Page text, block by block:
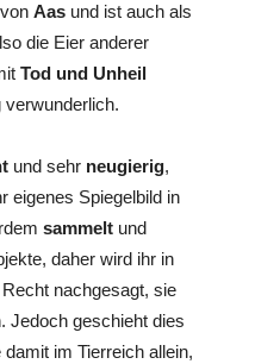
Aas und ist auch als
die Eier anderer
Tod und Unheil
und sehr neugierig,
eigenes Spiegelbild in
sammelt und
daher wird ihr in
nachgesagt, sie
Jedoch geschieht dies
im Tierreich allein,